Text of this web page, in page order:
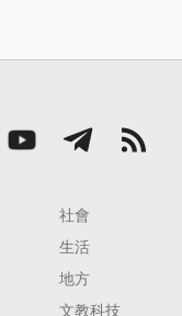
社會
生活
地方
文教科技